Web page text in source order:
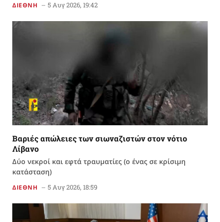
ΔΙΕΘΝΗ 5 Αυγ 2026, 19:42
Βαριές απώλειες των σιωναζιστών στον νότιο
Λίβανο
Δύο νεκροί και εφτά τραυματίες (ο ένας σε κρίσιμη
κατάσταση)
ΔΙΕΘΝΗ 5 Αυγ 2026, 18:59